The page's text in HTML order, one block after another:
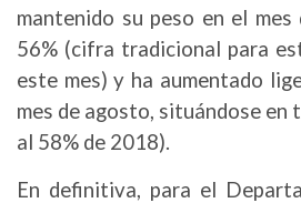
mantenido su peso en el
56% (cifra tradicional para
este mes) y ha aumentado
mes de agosto, situándose
al 58% de 2018).
En definitiva, para el